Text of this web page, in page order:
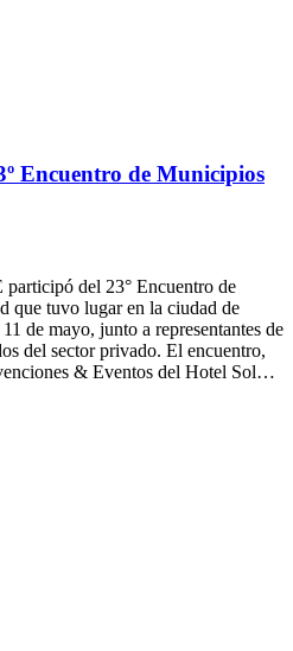
Encuentro de Municipios
del 23° Encuentro de
que tuvo lugar en la ciudad de
de mayo, junto a representantes de
del sector privado. El encuentro,
& Eventos del Hotel Sol…